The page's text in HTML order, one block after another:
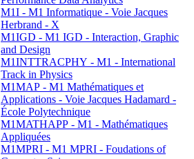
M1I - M1 Informatique - Voie Jacques
Herbrand - X
M1IGD - M1 IGD - Interaction, Graphic
and Design
M1INTTRACPHY - M1 - International
Track in Physics
M1MAP - M1 Mathématiques et
Applications - Voie Jacques Hadamard -
École Polytechnique
M1MATHAPP - M1 - Mathématiques
Appliquées
M1MPRI - M1 MPRI - Foudations of